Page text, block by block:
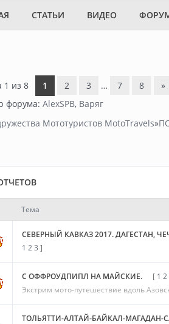
СТАТЬИ ВИДЕО
1 из 8 1 2 3 … 7 8
»
форума: AlexSPB, Варяг
Мототуристов MotoTravels»
Тема
СЕВЕРНЫЙ КАВКАЗ 2017. ДАГЕСТАН,
1 23 ]
С ОФФРОУДПИПЛ НА МАЙСКИЕ. [ 1 2
Экстрим мото-путешествие вдоль
ТОЛЬЯТТИ-АЛТАЙ-БАЙКАЛ-МАГАДАН-